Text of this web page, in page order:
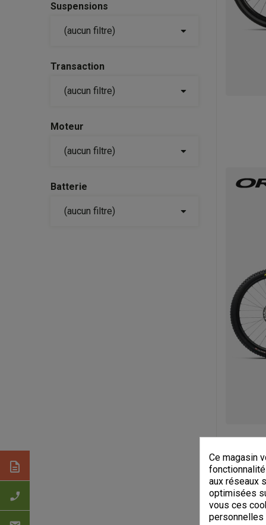
description
phone_enabled
Suspensions
(aucun filtre) 
Transaction
(aucun filtre) 
Moteur
(aucun filtre) 
Batterie
(aucun filtre) 
Ce magasin
aux réseaux
optimisées
vous ces
personnelles